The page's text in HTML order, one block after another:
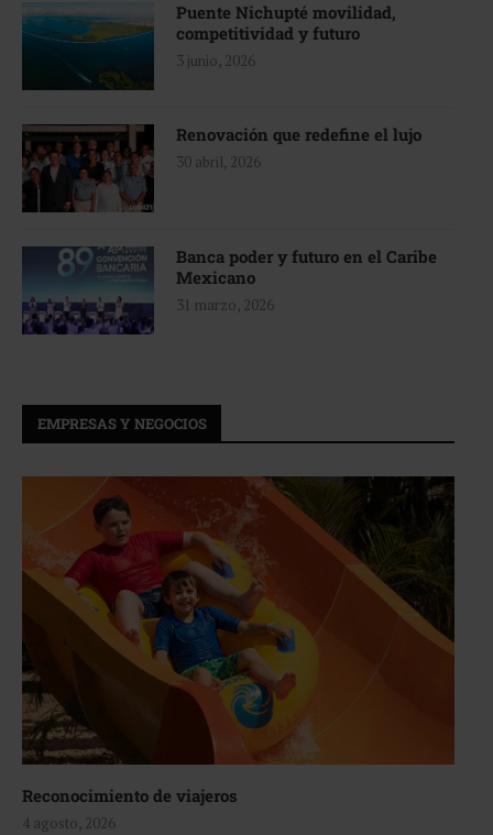
Puente Nichupté movilidad,
competitividad y futuro
3 junio, 2026
Renovación que redefine el lujo
30 abril, 2026
Banca poder y futuro en el Caribe
Mexicano
31 marzo, 2026
EMPRESAS Y NEGOCIOS
Reconocimiento de viajeros
4 agosto, 2026